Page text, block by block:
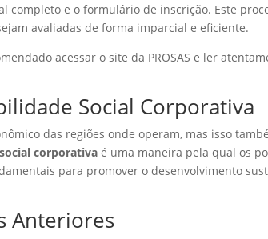
completo e o formulário de inscrição. Este
avaliadas de forma imparcial e eficiente.
acessar o site da PROSAS e ler
Social Corporativa
das regiões onde operam, mas isso
corporativa é uma maneira pela qual os
para promover o desenvolvimento
Anteriores